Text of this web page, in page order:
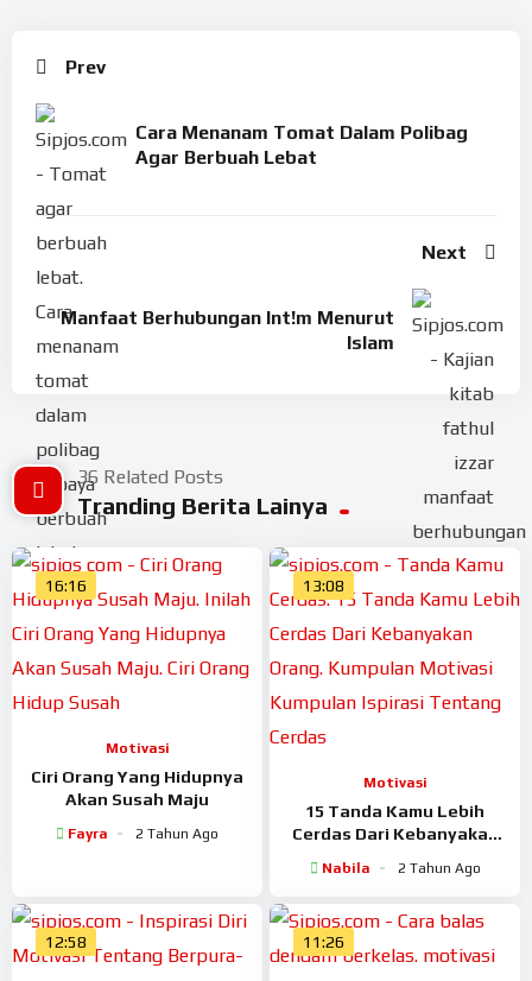
Prev
Cara Menanam Tomat Dalam Polibag
Agar Berbuah Lebat
Next
Manfaat Berhubungan Int!m Menurut
Islam
36 Related Posts
Tranding Berita Lainya
16:16
Motivasi
Ciri Orang Yang Hidupnya
Akan Susah Maju
Fayra 2 Tahun Ago
13:08
Motivasi
15 Tanda Kamu Lebih
Cerdas Dari Kebanyakan
Nabila 2 Tahun Ago
12:58 11:26